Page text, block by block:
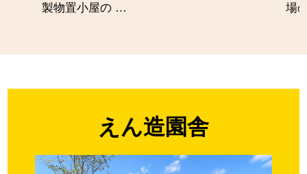
製物置小屋の …
場
えん造園舎